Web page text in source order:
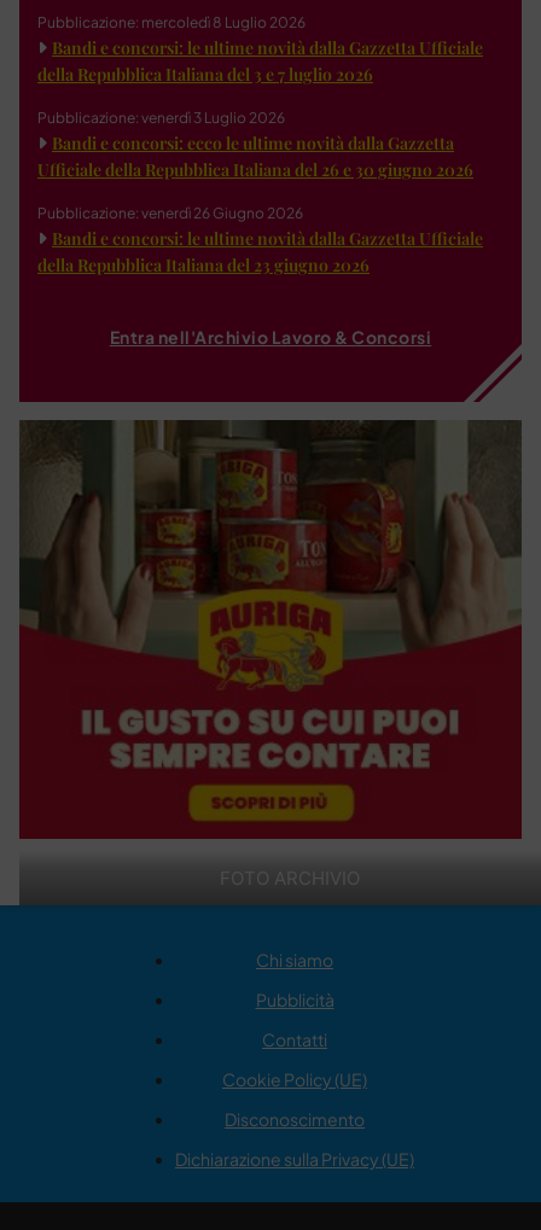
FOTO ARCHIVIO
Pubblicazione: mercoledì 8 Luglio 2026
Bandi e concorsi: le ultime novità dalla Gazzetta Ufficiale
della Repubblica Italiana del 3 e 7 luglio 2026
Pubblicazione: venerdì 3 Luglio 2026
Bandi e concorsi: ecco le ultime novità dalla Gazzetta
Ufficiale della Repubblica Italiana del 26 e 30 giugno 2026
Pubblicazione: venerdì 26 Giugno 2026
Bandi e concorsi: le ultime novità dalla Gazzetta Ufficiale
della Repubblica Italiana del 23 giugno 2026
Entra nell'Archivio Lavoro & Concorsi
Chi siamo
Pubblicità
Contatti
Cookie Policy (UE)
Disconoscimento
Dichiarazione sulla Privacy (UE)